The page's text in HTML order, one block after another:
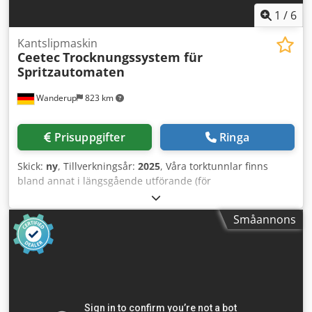
1 / 6
Wanderup 823 km
Kantslipmaskin
CeetecTrocknungssystem für
Spritzautomaten
Prisuppgifter Ringa
Skick: ny, Tillverkningsår: 2025, Våra torktunnlar finns
bland annat i längsgående utförande (för
plansprutautomater) och i tvärgående utförande (för list-
och hyvlautomater). Här är ytterligare information i
punktform: - Bearbetningsmått längstunnel: Standard:
1300x205 mm (BxH) Upp till: 1800x205 mm (BxH) -
Bearbetningsmått tväruppställd ugn: Standard: Längd:
Småannons